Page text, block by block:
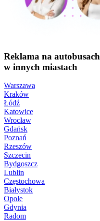
Reklama na autobusach
w innych miastach
Warszawa
Kraków
Łódź
Katowice
Wrocław
Gdańsk
Poznań
Rzeszów
Szczecin
Bydgoszcz
Lublin
Częstochowa
Białystok
Opole
Gdynia
Radom